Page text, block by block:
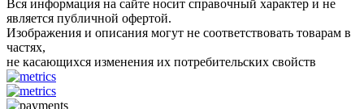
Вся информация на сайте носит справочный характер и не
является публичной офертой.
Изображения и описания могут не соответствовать товарам в
частях,
не касающихся изменения их потребительских свойств